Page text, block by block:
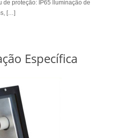
de proteção: IP65 lluminação de
[…]
Específica